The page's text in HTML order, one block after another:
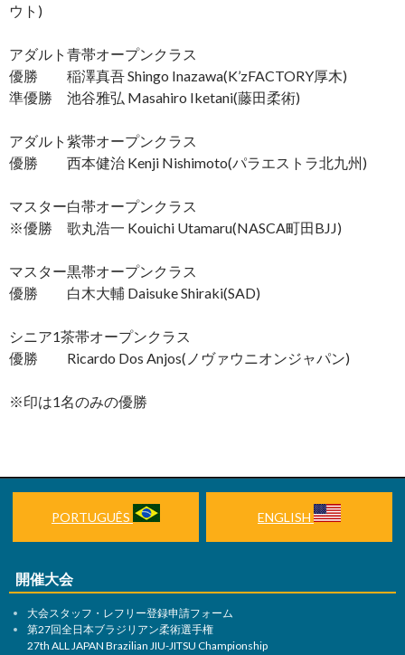
ウト)
アダルト青帯オープンクラス
優勝 稲澤真吾 Shingo Inazawa(K’zFACTORY厚木)
準優勝 池谷雅弘 Masahiro Iketani(藤田柔術)
アダルト紫帯オープンクラス
優勝 西本健治 Kenji Nishimoto(パラエストラ北九州)
マスター白帯オープンクラス
※優勝 歌丸浩一 Kouichi Utamaru(NASCA町田BJJ)
マスター黒帯オープンクラス
優勝 白木大輔 Daisuke Shiraki(SAD)
シニア1茶帯オープンクラス
優勝 Ricardo Dos Anjos(ノヴァウニオンジャパン)
※印は1名のみの優勝
PORTUGUÊS ENGLISH
開催大会
大会スタッフ・レフリー登録申請フォーム
第27回全日本ブラジリアン柔術選手権
27th ALL JAPAN Brazilian JIU-JITSU Championship